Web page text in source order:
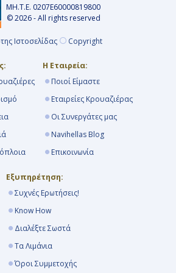
ΜΗ.Τ.Ε. 0207Ε60000819800
© 2026 - All rights reserved
Ιστοσελίδας Copyright
Η Εταιρεία:
Ποιοί Είμαστε
Εταιρείες Κρουαζιέρας
Οι Συνεργάτες μας
Navihellas Blog
Επικοινωνία
Εξυπηρέτηση:
Συχνές Ερωτήσεις!
Know How
Διαλέξτε Σωστά
Τα Λιμάνια
Όροι Συμμετοχής